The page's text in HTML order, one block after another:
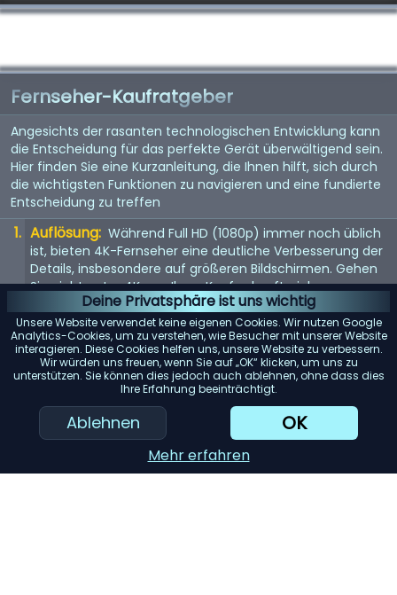
Deine Privatsphäre ist uns wichtig
Unsere Website verwendet keine eigenen Cookies. Wir nutzen Google
Analytics-Cookies, um zu verstehen, wie Besucher mit unserer Website
interagieren. Diese Cookies helfen uns, unsere Website zu verbessern.
Wir würden uns freuen, wenn Sie auf „OK“ klicken, um uns zu
unterstützen. Sie können dies jedoch auch ablehnen, ohne dass dies
Ihre Erfahrung beeinträchtigt.
Ablehnen OK
Mehr erfahren
Fernseher-Kaufratgeber
Angesichts der rasanten technologischen Entwicklung kann
die Entscheidung für das perfekte Gerät überwältigend sein.
Hier finden Sie eine Kurzanleitung, die Ihnen hilft, sich durch
die wichtigsten Funktionen zu navigieren und eine fundierte
Entscheidung zu treffen
Auflösung: Während Full HD (1080p) immer noch üblich
ist, bieten 4K-Fernseher eine deutliche Verbesserung der
Details, insbesondere auf größeren Bildschirmen. Gehen
Sie nicht unter 4K, um Ihren Kauf zukunftssicher zu
machen. 8K steht vor der Tür, aber da Inhalte noch rar
sind, ist dies noch keine Notwendigkeit.
Bildwiederholfrequenz: Achten Sie auf eine
Bildwiederholfrequenz von 120 Hz für flüssigere
Bewegungen. Dies ist besonders wichtig für schnelle
Inhalte wie Sport oder Actionfilme. Eine höhere
Bildwiederholfrequenz kann auch das Spielerlebnis
verbessern.
High Dynamic Range (HDR):